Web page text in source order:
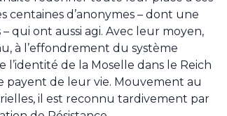
centaines d’anonymes – dont une
qui ont aussi agi. Avec leur moyen,
à l’effondrement du système
l’identité de la Moselle dans le Reich
payent de leur vie. Mouvement au
il est reconnu tardivement par